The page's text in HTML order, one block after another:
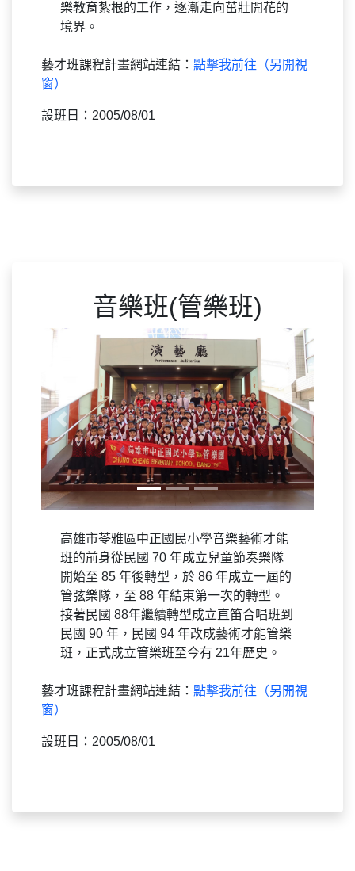
樂教育紮根的工作，逐漸走向茁壯開花的
境界。
藝才班課程計畫網站連結： 點擊我前往（另開視
窗）
設班日：2005/08/01
音樂班(管樂班)
Previous Next
高雄市苓雅區中正國民小學音樂藝術才能
班的前身從民國 70 年成立兒童節奏樂隊
開始至 85 年後轉型，於 86 年成立一屆的
管弦樂隊，至 88 年結束第一次的轉型。
接著民國 88年繼續轉型成立直笛合唱班到
民國 90 年，民國 94 年改成藝術才能管樂
藝才班課程計畫網站連結：
窗）